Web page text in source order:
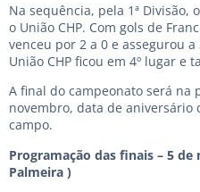
Na sequência, pela 1ª Divisão,
o União CHP. Com gols de
venceu por 2 a 0 e assegurou a
União CHP ficou em 4º lugar e
A final do campeonato será na
novembro, data de aniversário
campo.
Programação das finais – 5
Palmeira )